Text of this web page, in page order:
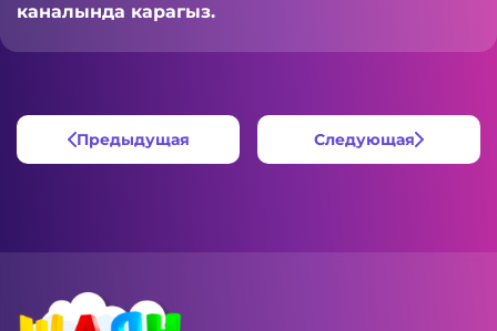
каналында карагыз.
Предыдущая Следующая